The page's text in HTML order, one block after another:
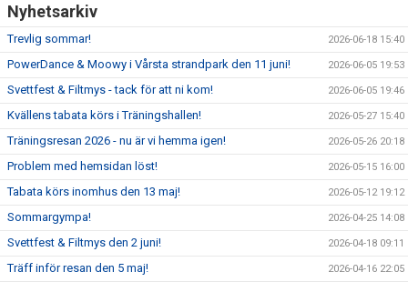
Nyhetsarkiv
Trevlig sommar! 2026-06-18 15:40
PowerDance & Moowy i Vårsta strandpark den 11 juni! 2026-06-05 19:53
Svettfest & Filtmys - tack för att ni kom! 2026-06-05 19:46
Kvällens tabata körs i Träningshallen! 2026-05-27 15:40
Träningsresan 2026 - nu är vi hemma igen! 2026-05-26 20:18
Problem med hemsidan löst! 2026-05-15 16:00
Tabata körs inomhus den 13 maj! 2026-05-12 19:12
Sommargympa! 2026-04-25 14:08
Svettfest & Filtmys den 2 juni! 2026-04-18 09:11
Träff inför resan den 5 maj! 2026-04-16 22:05